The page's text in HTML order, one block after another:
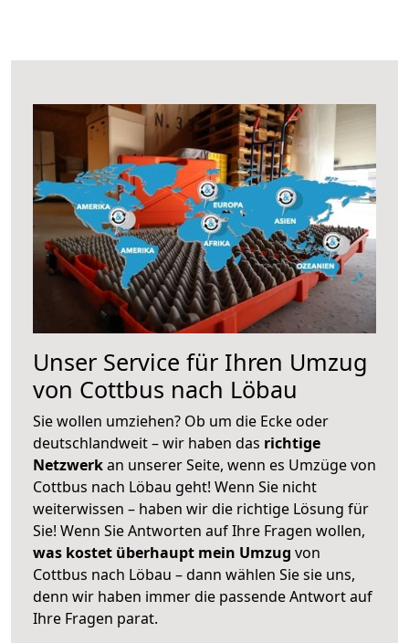
Unser Service für Ihren Umzug
von Cottbus nach Löbau
Sie wollen umziehen? Ob um die Ecke oder
deutschlandweit – wir haben das richtige
Netzwerkan unserer Seite, wenn es Umzüge von
Cottbus nach Löbau geht! Wenn Sie nicht
weiterwissen – haben wir die richtige Lösung für
Sie! Wenn Sie Antworten auf Ihre Fragen wollen,
was kostet überhaupt mein Umzug von
Cottbus nach Löbau – dann wählen Sie sie uns,
denn wir haben immer die passende Antwort auf
Ihre Fragen parat.